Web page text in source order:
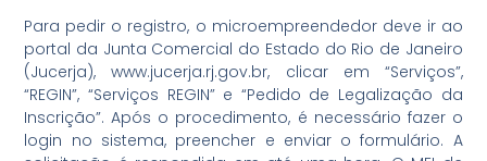
Para pedir o registro, o microempreendedor deve ir ao
portal da Junta Comercial do Estado do Rio de Janeiro
(Jucerja), www.jucerja.rj.gov.br, clicar em “Serviços”,
“REGIN”, “Serviços REGIN” e “Pedido de Legalização da
Inscrição”. Após o procedimento, é necessário fazer o
login no sistema, preencher e enviar o formulário. A